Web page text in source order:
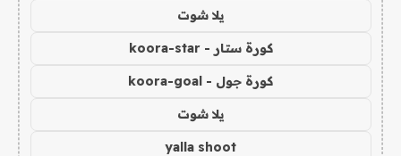
يلا شوت
كورة ستار - koora-star
كورة جول - koora-goal
يلا شوت
yalla shoot